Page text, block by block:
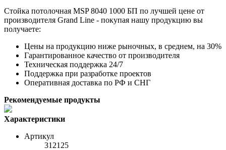
Стойка потолочная MSP 8040 1000 БП по лучшей цене от
производителя Grand Line - покупая нашу продукцию вы
получаете:
Цены на продукцию ниже рыночных, в среднем, на 30%
Гарантированное качество от производителя
Техническая поддержка 24/7
Поддержка при разработке проектов
Оперативная доставка по РФ и СНГ
Рекомендуемые продукты
Характеристики
Артикул
312125